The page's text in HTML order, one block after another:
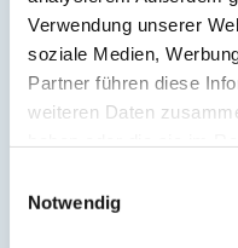
Verwendung unserer
soziale Medien,
Partner führen diese
weiteren Daten
Notwendig
Beschreibung
Unser Haus am
Personen.